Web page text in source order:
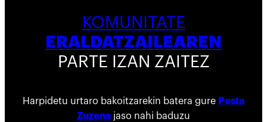
KOMUNITATE
ERALDATZAILEAREN
PARTE IZAN ZAITEZ
Harpidetu urtaro bakoitzarekin batera gure Posta
Zuzena jaso nahi baduzu